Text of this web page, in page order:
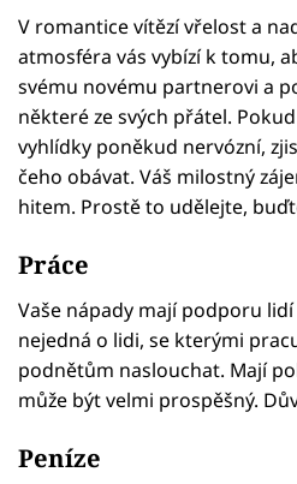
V romantice vítězí vřelost a
atmosféra vás vybízí k tomu,
svému novému partnerovi a
některé ze svých přátel.
vyhlídky poněkud nervózní,
čeho obávat. Váš milostný
hitem. Prostě to udělejte,
Práce
Vaše nápady mají podporu
nejedná o lidi, se kterými
podnětům naslouchat. Mají
může být velmi prospěšný.
Peníze